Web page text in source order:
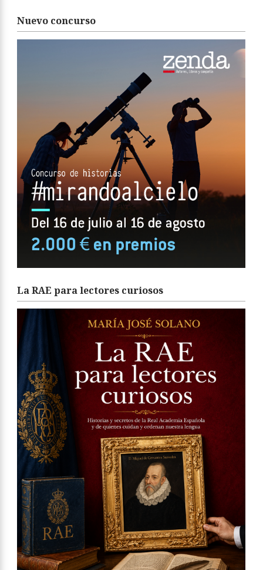
Nuevo concurso
La RAE para lectores curiosos